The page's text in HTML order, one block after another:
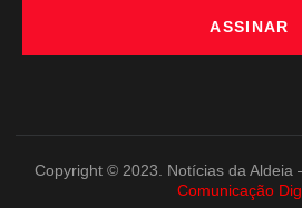
ASSINAR
Copyright © 2023. Notícias da Aldeia
Comunicação